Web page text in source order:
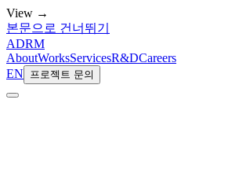
View →
본문으로 건너뛰기
ADRM
AboutWorksServicesR&DCareers
EN
프로젝트 문의